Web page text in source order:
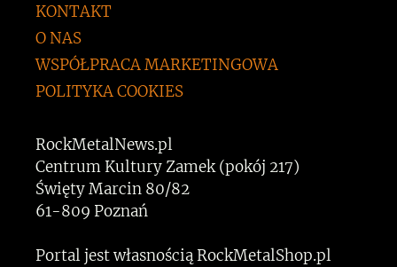
KONTAKT
O NAS
WSPÓŁPRACA MARKETINGOWA
POLITYKA COOKIES
RockMetalNews.pl
Centrum Kultury Zamek (pokój 217)
Święty Marcin 80/82
61-809 Poznań
Portal jest własnością RockMetalShop.pl